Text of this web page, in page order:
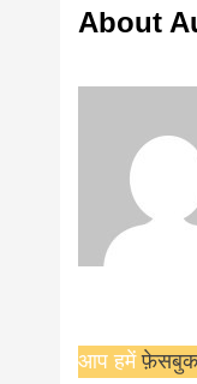
About
आप हमें